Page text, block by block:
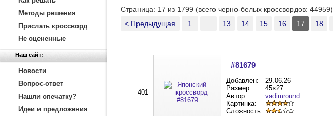
Методы решения
Прислать кроссворд
Не оцененные
Наш сайт:
Новости
Вопрос-ответ
Нашли опечатку?
Идеи и предложения
Страница: 17 из 1799 (всего черно-белых кроссвордов: 44959)
< Предыдущая
1 13 14 15 16 17 18
401
#81679
Добавлен:
29.06.26
Размер:
45x27
Автор:
vadimround
Картинка:
Сложность: